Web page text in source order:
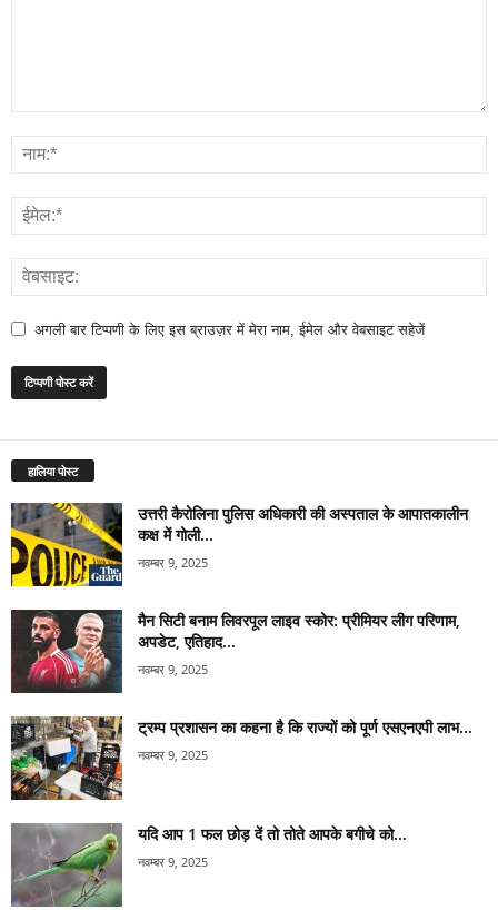
अगली बार टिप्पणी के लिए इस ब्राउज़र में मेरा नाम, ईमेल और वेबसाइट सहेजें
हालिया पोस्ट
उत्तरी कैरोलिना पुलिस अधिकारी की अस्पताल के आपातकालीन
कक्ष में गोली...
नवम्बर 9, 2025
मैन सिटी बनाम लिवरपूल लाइव स्कोर: प्रीमियर लीग परिणाम,
अपडेट, एतिहाद...
नवम्बर 9, 2025
ट्रम्प प्रशासन का कहना है कि राज्यों को पूर्ण एसएनएपी लाभ...
नवम्बर 9, 2025
यदि आप 1 फल छोड़ दें तो तोते आपके बगीचे को...
नवम्बर 9, 2025